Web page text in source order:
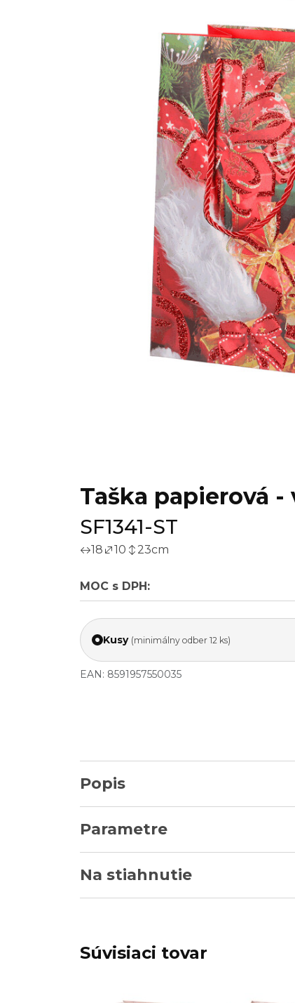
Taška papierová
SF1341-ST
18 10 23cm
MOC s DPH:
Kusy (minimálny odber 12 ks)
EAN: 8591957550035
Popis
Parametre
Na stiahnutie
Súvisiaci tovar